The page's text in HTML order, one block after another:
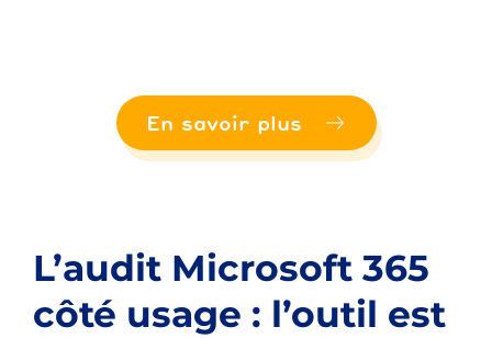
En savoir plus
L’audit Microsoft 365
côté usage : l’outil est